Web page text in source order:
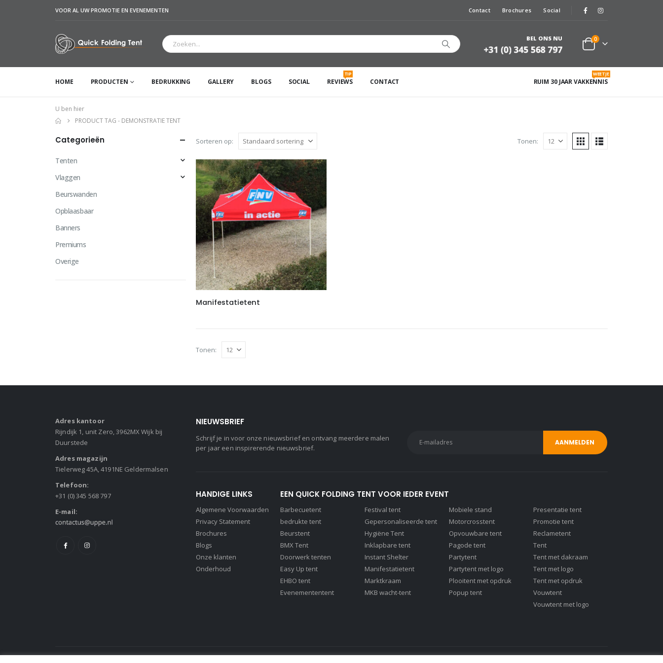
VOOR AL UW PROMOTIE EN EVENEMENTEN Contact Brochures Social
BEL ONS NU 0
HOME PRODUCTEN BEDRUKKING GALLERY BLOGS SOCIAL REVIEWS
TIP
CONTACT RUIM 30 JAAR VAKKENNIS
WEETJE
U ben hier
PRODUCT TAG - DEMONSTRATIE TENT
Sorteren op: Tonen:
Manifestatietent
Tonen:
Categorieën
Tenten
Vlaggen
Beurswanden
Opblaasbaar
Banners
Premiums
Overige
Adres kantoor
Rijndijk 1, unit Zero, 3962MX Wijk bij
Duurstede
Adres magazijn
Tielerweg 45A, 4191NE Geldermalsen
Telefoon:
+31 (0) 345 568 797
E-mail:
NIEUWSBRIEF
Schrijf je in voor onze nieuwsbrief en ontvang meerdere malen
per jaar een inspirerende nieuwsbrief.
HANDIGE LINKS
Algemene Voorwaarden
Privacy Statement
Brochures
Blogs
Onze klanten
Onderhoud
EEN QUICK FOLDING TENT VOOR IEDER EVENT
Barbecuetent
bedrukte tent
Beurstent
BMX Tent
Doorwerk tenten
Easy Up tent
EHBO tent
Evenemententent
Festival tent
Gepersonaliseerde tent
Hygiëne Tent
Inklapbare tent
Instant Shelter
Manifestatietent
Marktkraam
MKB wacht-tent
Mobiele stand
Motorcrosstent
Opvouwbare tent
Pagode tent
Partytent
Partytent met logo
Plooitent met opdruk
Popup tent
Presentatie tent
Promotie tent
Reclametent
Tent
Tent met dakraam
Tent met logo
Tent met opdruk
Vouwtent
Vouwtent met logo